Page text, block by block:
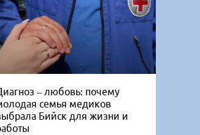
– любовь: почему
семья медиков
Бийск для жизни и